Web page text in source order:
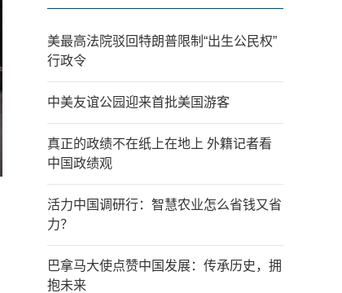
美最高法院驳回特朗普限制“出生公民权”
行政令
中美友谊公园迎来首批美国游客
真正的政绩不在纸上在地上 外籍记者看
中国政绩观
活力中国调研行：智慧农业怎么省钱又省
力？
巴拿马大使点赞中国发展：传承历史，拥
抱未来